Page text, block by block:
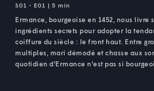
S01 • E01 | 5 min
Ermance, bourgeoise en 1452, nous livre
ingrédients secrets pour adopter la
coiffure du siècle : le front haut. Entre
multiples, mari démodé et chasse aux
quotidien d'Ermance n'est pas si